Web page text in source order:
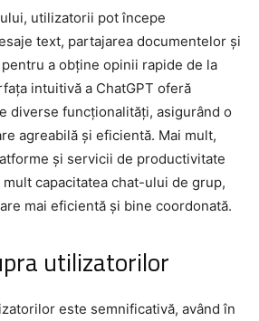
utilizatorii pot începe
text, partajarea documentelor și
a obține opinii rapide de la
intuitivă a ChatGPT oferă
diverse funcționalități, asigurând o
agreabilă și eficientă. Mai mult,
și servicii de productivitate
capacitatea chat-ului de grup,
mai eficientă și bine coordonată.
utilizatorilor
este semnificativă, având în